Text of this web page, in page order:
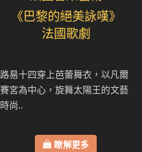
《巴黎的絕美詠嘆》
法國歌劇
路易十四穿上芭蕾舞衣，以凡爾
賽宮為中心，旋舞太陽王的文藝
時尚..
瞭解更多